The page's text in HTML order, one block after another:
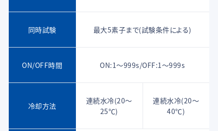
同時試験 最大5素子まで(試験条件による)
ON/OFF時間 ON:1～999s/OFF:1～999s
冷却方法
連続水冷(20～
25℃)
連続水冷(20～
40℃)